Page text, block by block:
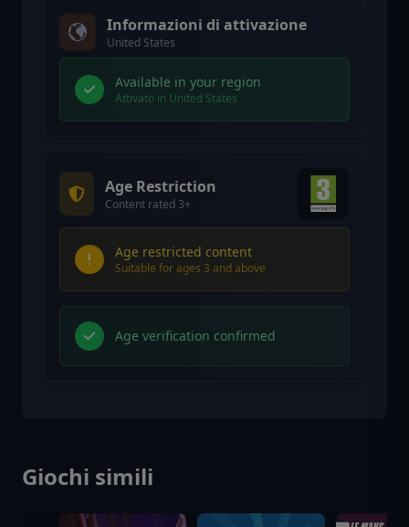
Informazioni di attivazione
United States
Available in your region
Attivato in United States
Age Restriction
Content rated 3+
Age restricted content
Suitable for ages 3 and above
Age verification confirmed
Giochi simili